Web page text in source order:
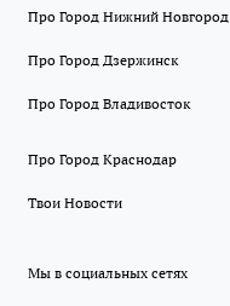
Про Город Нижний Новгород
Про Город Дзержинск
Про Город Владивосток
Про Город Краснодар
Твои Новости
Мы в социальных сетях